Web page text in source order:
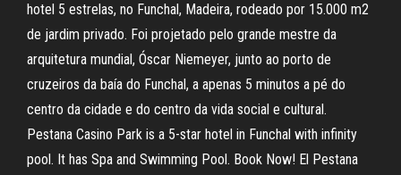
hotel 5 estrelas, no Funchal, Madeira, rodeado por 15.000 m2
de jardim privado. Foi projetado pelo grande mestre da
arquitetura mundial, Óscar Niemeyer, junto ao porto de
cruzeiros da baía do Funchal, a apenas 5 minutos a pé do
centro da cidade e do centro da vida social e cultural.
Pestana Casino Park is a 5-star hotel in Funchal with infinity
pool. It has Spa and Swimming Pool. Book Now! El Pestana